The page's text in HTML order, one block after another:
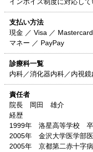
インボイス制度に対応して
支払い方法
現金 ／ Visa ／
マネー ／ PayPay
診療科一覧
内科／消化器内科／内視鏡
責任者
院長 岡田 雄介
経歴
1999年 洛星高等学校 卒
2005年 金沢大学医学部
2005年 京都第二赤十字